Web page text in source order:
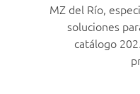
MZ del Río,
soluciones
catálogo